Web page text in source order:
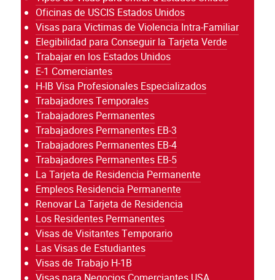
Oficinas de USCIS Estados Unidos
Visas para Victimas de Violencia Intra-Familiar
Elegibilidad para Conseguir la Tarjeta Verde
Trabajar en los Estados Unidos
E-1 Comerciantes
H-IB Visa Profesionales Especializados
Trabajadores Temporales
Trabajadores Permanentes
Trabajadores Permanentes EB-3
Trabajadores Permanentes EB-4
Trabajadores Permanentes EB-5
La Tarjeta de Residencia Permanente
Empleos Residencia Permanente
Renovar La Tarjeta de Residencia
Los Residentes Permanentes
Visas de Visitantes Temporario
Las Visas de Estudiantes
Visas de Trabajo H-1B